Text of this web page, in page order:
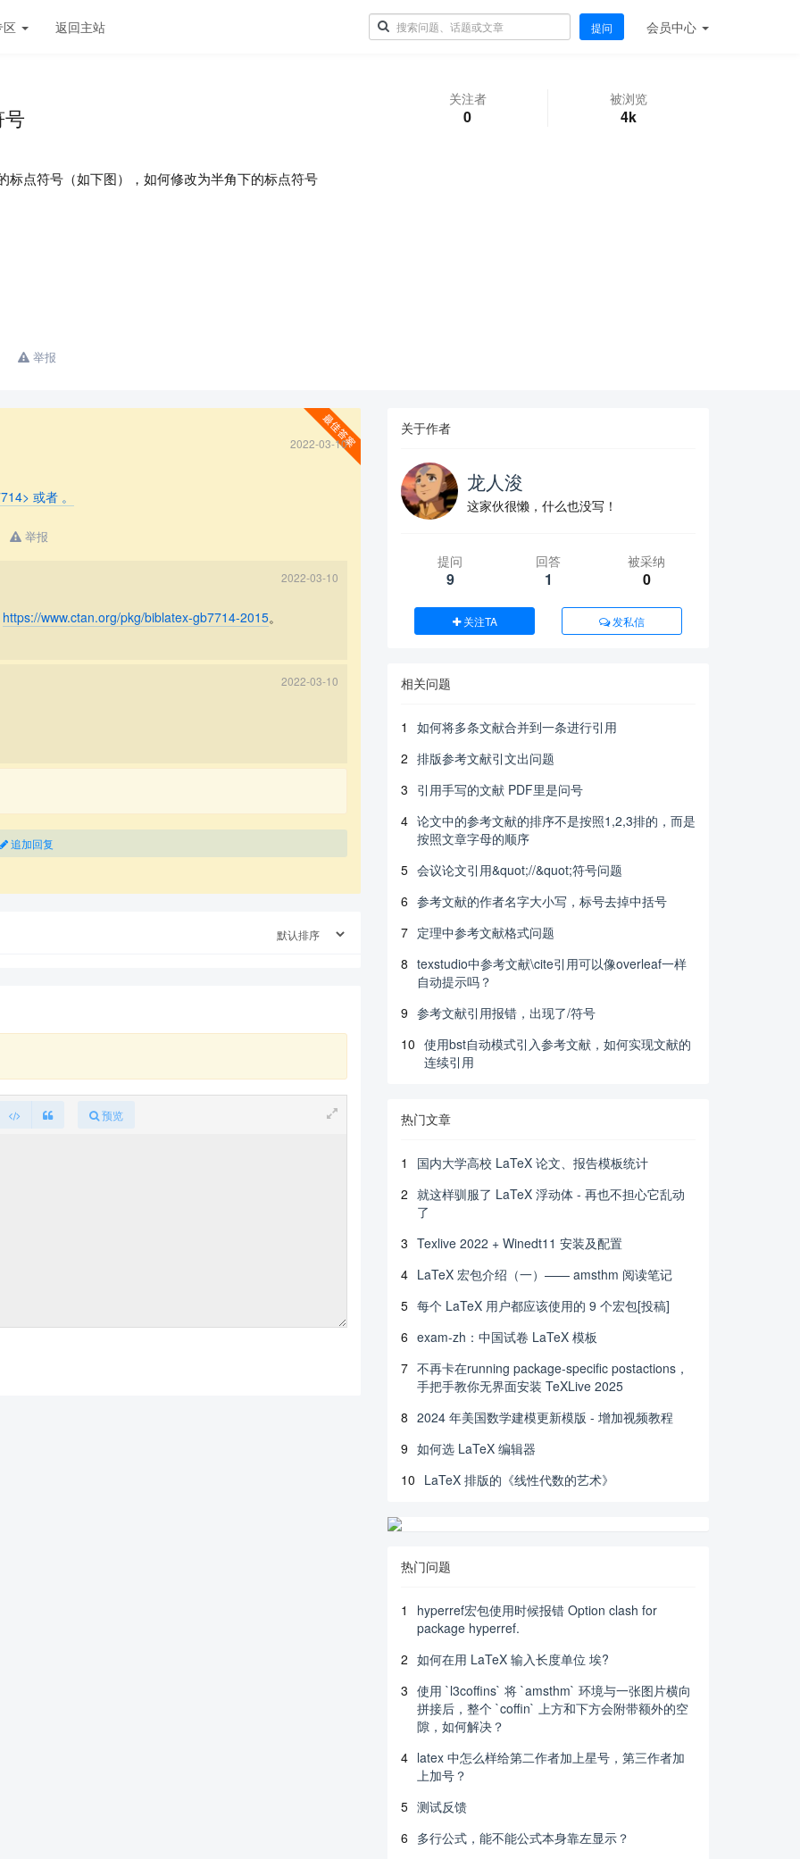
区 返回主站 提问 会员中心
标点符号（如下图），如何修改为半角下的标点符号
关注者
0
被浏览
4k
举报
2022-03-10
或者 。
举报
2022-03-10
https://www.ctan.org/pkg/biblatex-gb7714-2015。
2022-03-10
追加回复
预览
关于作者
龙人浚
这家伙很懒，什么也没写！
提问
9
回答
1
被采纳
0
关注TA 发私信
相关问题
1
如何将多条文献合并到一条进行引用
2 排版参考文献引文出问题
3 引用手写的文献 PDF里是问号
4 论文中的参考文献的排序不是按照1,2,3排的，而是
按照文章字母的顺序
5 会议论文引用&quot;//&quot;符号问题
6 参考文献的作者名字大小写，标号去掉中括号
7 定理中参考文献格式问题
8 texstudio中参考文献\cite引用可以像overleaf一样
自动提示吗？
9 参考文献引用报错，出现了/符号
10 使用bst自动模式引入参考文献，如何实现文献的
连续引用
热门文章
1
国内大学高校 LaTeX 论文、报告模板统计
2 就这样驯服了 LaTeX 浮动体 - 再也不担心它乱动
了
3 Texlive 2022 + Winedt11 安装及配置
4 LaTeX 宏包介绍（一）—— amsthm 阅读笔记
5 每个 LaTeX 用户都应该使用的 9 个宏包[投稿]
6 exam-zh：中国试卷 LaTeX 模板
7 不再卡在running package-specific postactions，
手把手教你无界面安装 TeXLive 2025
8 2024 年美国数学建模更新模版 - 增加视频教程
9 如何选 LaTeX 编辑器
10 LaTeX 排版的《线性代数的艺术》
热门问题
1
hyperref宏包使用时候报错 Option clash for
package hyperref.
2 如何在用 LaTeX 输入长度单位 埃?
3 使用 `l3coffins` 将 `amsthm` 环境与一张图片横向
拼接后，整个 `coffin` 上方和下方会附带额外的空
隙，如何解决？
4 latex 中怎么样给第二作者加上星号，第三作者加
上加号？
5 测试反馈
6 多行公式，能不能公式本身靠左显示？